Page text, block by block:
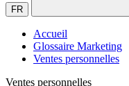
FR
Accueil
Glossaire Marketing
Ventes personnelles
Ventes personnelles